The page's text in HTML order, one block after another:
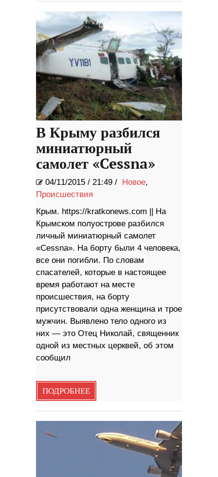
В Крыму разбился
миниатюрный
самолет «Cessna»
04/11/2015 / 21:49 / Новое,
Происшествия
Крым. https://kratkonews.com || На
Крымском полуострове разбился
личный миниатюрный самолет
«Cessna». На борту были 4 человека,
все они погибли. По словам
спасателей, которые в настоящее
время работают на месте
происшествия, на борту
присутствовали одна женщина и трое
мужчин. Выявлено тело одного из
них — это Отец Николай, священник
одной из местных церквей, об этом
сообщил
ПОДРОБНЕЕ